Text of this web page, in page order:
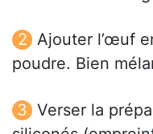
Ajouter l’œuf
poudre. Bien
Verser la